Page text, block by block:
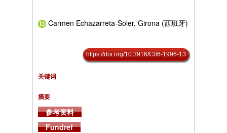
Carmen Echazarreta-Soler, Girona (西班牙)
https://doi.org/10.3916/C06-1996-13
关键词
摘要
参考资料
Fundref